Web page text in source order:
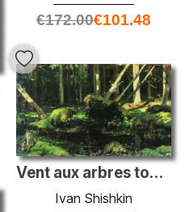
€172.00€101.48
Vent aux arbres tombés
Ivan Shishkin